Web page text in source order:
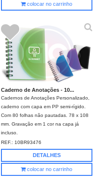
colocar no carrinho
Caderno de Anotações - 10...
Cadernos de Anotações Personalizado,
caderno com capa em PP semi-rígido.
Com 80 folhas não pautadas. 78 x 108
mm. Gravação em 1 cor na capa já
incluso.
REF.: 10BR93476
DETALHES
colocar no carrinho